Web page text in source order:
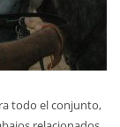
todo el conjunto,